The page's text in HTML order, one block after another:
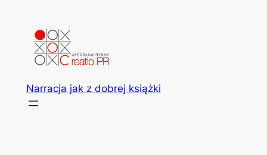
Narracja jak z dobrej książki